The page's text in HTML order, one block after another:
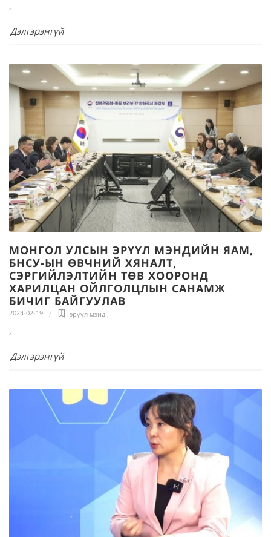
,
Дэлгэрэнгүй
МОНГОЛ УЛСЫН ЭРҮҮЛ МЭНДИЙН ЯАМ,
БНСУ-ЫН ӨВЧНИЙ ХЯНАЛТ,
СЭРГИЙЛЭЛТИЙН ТӨВ ХООРОНД
ХАРИЛЦАН ОЙЛГОЛЦЛЫН САНАМЖ
БИЧИГ БАЙГУУЛАВ
2024-02-19 эрүүл мэнд ,
,
Дэлгэрэнгүй